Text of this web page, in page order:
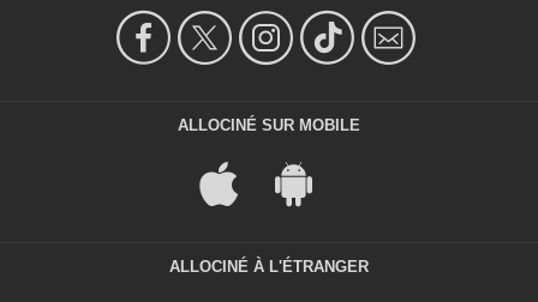
ALLOCINÉ SUR MOBILE
ALLOCINÉ À L'ÉTRANGER